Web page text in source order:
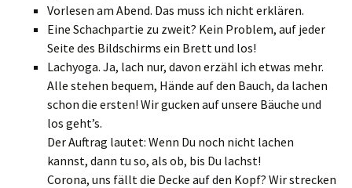
Vorlesen am Abend. Das muss ich nicht erklären.
Eine Schachpartie zu zweit? Kein Problem, auf jeder
Seite des Bildschirms ein Brett und los!
Lachyoga. Ja, lach nur, davon erzähl ich etwas mehr.
Alle stehen bequem, Hände auf den Bauch, da lachen
schon die ersten! Wir gucken auf unsere Bäuche und
los geht’s.
Der Auftrag lautet: Wenn Du noch nicht lachen
kannst, dann tu so, als ob, bis Du lachst!
Corona, uns fällt die Decke auf den Kopf? Wir strecken